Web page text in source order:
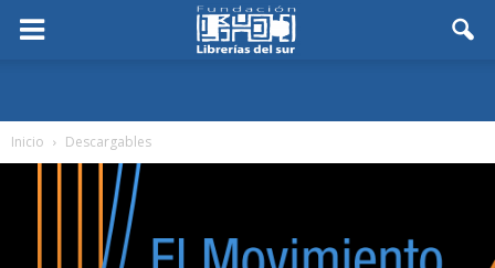
Inicio Descargables